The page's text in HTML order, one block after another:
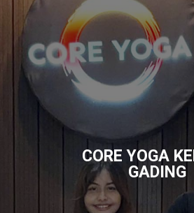
CORE YOGA
GADING